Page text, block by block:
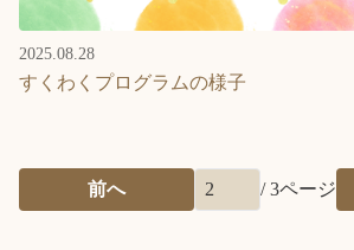
2025.08.28
すくわくプログラムの様子
前へ /3ページ